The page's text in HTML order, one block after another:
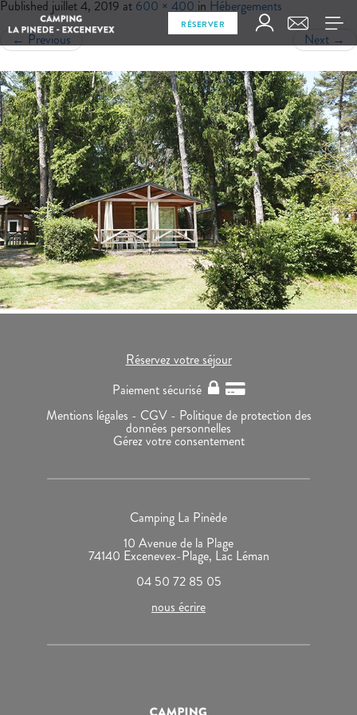
RÉSERVER
Published juillet 4, 2019 at 600 × 400 in Hébergements
← Previous Next →
Réservez votre séjour
Paiement sécurisé
Mentions légales - CGV - Politique de protection des
données personnelles
Gérez votre consentement
Camping La Pinède
10 Avenue de la Plage
74140 Excenevex-Plage, Lac Léman
04 50 72 85 05
nous écrire